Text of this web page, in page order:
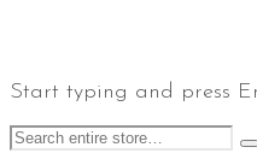
Start typing and press